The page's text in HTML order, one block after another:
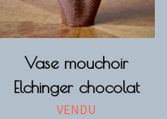
Vase mouchoir
Elchinger chocolat
VENDU